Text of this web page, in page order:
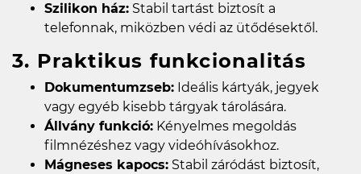
Szilikon ház: Stabil tartást biztosít a
telefonnak, miközben védi az ütődésektől.
3. Praktikus funkcionalitás
Dokumentumzseb: Ideális kártyák, jegyek
vagy egyéb kisebb tárgyak tárolására.
Állvány funkció: Kényelmes megoldás
filmnézéshez vagy videóhívásokhoz.
Mágneses kapocs: Stabil záródást biztosít,